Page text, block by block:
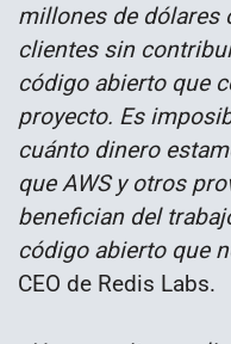
millones de dólares
clientes sin
código abierto que
proyecto. Es
cuánto dinero
que AWS y otros
benefician del
código abierto que
CEO de Redis Labs.